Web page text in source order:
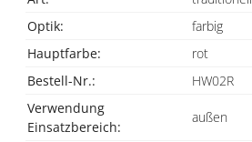
Optik:
farbig
Hauptfarbe:
rot
Bestell-Nr.:
HW02R
Verwendung
Einsatzbereich:
außen